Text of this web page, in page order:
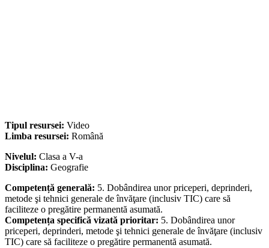
Tipul resursei: Video
Limba resursei: Română
Nivelul: Clasa a V-a
Disciplina: Geografie
Competență generală: 5. Dobândirea unor priceperi, deprinderi,
metode şi tehnici generale de învăţare (inclusiv TIC) care să
faciliteze o pregătire permanentă asumată.
Competența specifică vizată prioritar: 5. Dobândirea unor
priceperi, deprinderi, metode şi tehnici generale de învăţare (inclusiv
TIC) care să faciliteze o pregătire permanentă asumată.